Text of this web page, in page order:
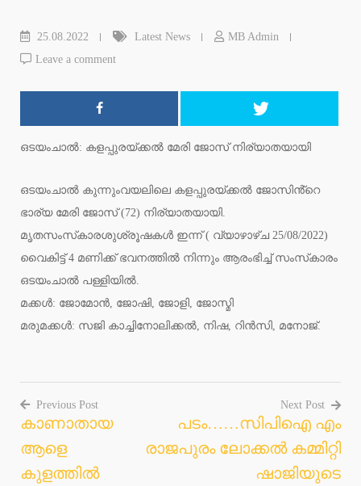
25.08.2022 Latest News
MB Admin
Leave a comment
ഒടയംചാൽ: കളപ്പുരയ്ക്കൽ മേരി ജോസ് നിര്യാതയായി
ഒടയംചാൽ കുന്നുംവയലിലെ കളപ്പുരയ്ക്കൽ ജോസിൻ്റെ
ഭാര്യ മേരി ജോസ് (72) നിര്യാതയായി.
മൃതസംസ്‍കാരശുശ്രൂഷകൾ ഇന്ന് ( വ്യാഴാഴ്ച 25/08/2022)
വൈകിട്ട് 4 മണിക്ക് ഭവനത്തിൽ നിന്നും ആരംഭിച്ച് സംസ്‍കാരം
ഒടയംചാൽ പള്ളിയിൽ.
മക്കൾ: ജോമോൻ, ജോഷി, ജോളി, ജോസ്മി
മരുമക്കൾ: സജി കാച്ചിനോലിക്കൽ, നിഷ, റിൻസി, മനോജ്‌.
Post
navigation
Previous Post
കാണാതായ
ആളെ
കുളത്തിൽ
Next Post
പടം……സിപിഐ എം
രാജപുരം ലോക്കല്‍ കമ്മിറ്റി
ഷാജിയുടെ